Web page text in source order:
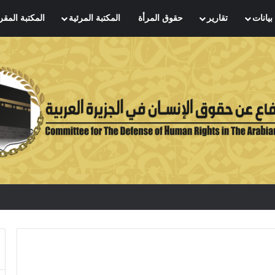
بيانات تقارير حقوق المرأة المكتبة المرئية المكتبة